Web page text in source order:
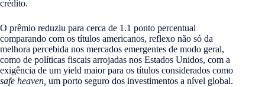
crédito.
O prêmio reduziu para cerca de 1.1 ponto percentual
comparando com os títulos americanos, reflexo não só da
melhora percebida nos mercados emergentes de modo geral,
como de políticas fiscais arrojadas nos Estados Unidos, com a
exigência de um yield maior para os títulos considerados como
safe heaven, um porto seguro dos investimentos a nível global.